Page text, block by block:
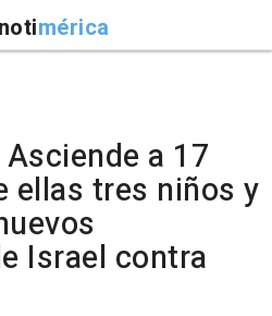
notimérica
a 17
ellas tres niños y
Israel contra